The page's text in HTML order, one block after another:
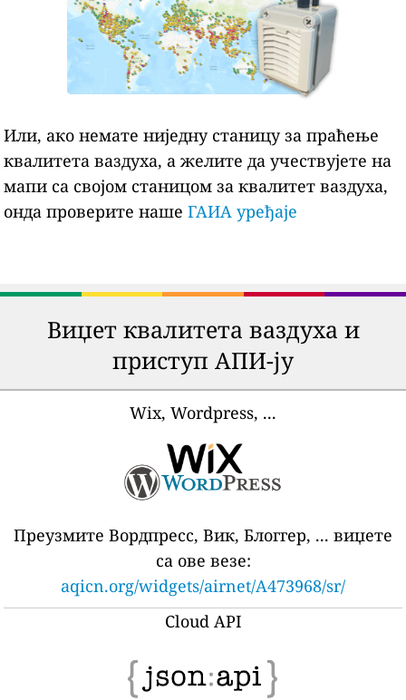
Или, ако немате ниједну станицу за праћење
квалитета ваздуха, а желите да учествујете на
мапи са својом станицом за квалитет ваздуха,
онда проверите нашеГАИА уређаје
Виџет квалитета ваздуха и
приступ АПИ-ју
Wix, Wordpress, ...
Преузмите Вордпресс, Вик, Блоггер, ... виџете
са ове везе:
aqicn.org/widgets/airnet/A473968/sr/
Cloud API